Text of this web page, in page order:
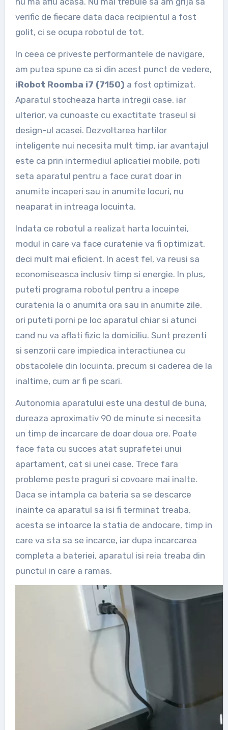
verific de fiecare data daca recipientul a fost
golit, ci se ocupa robotul de tot.
In ceea ce priveste performantele de navigare,
am putea spune ca si din acest punct de vedere,
iRobot Roomba i7 (7150) a fost optimizat.
Aparatul stocheaza harta intregii case, iar
ulterior, va cunoaste cu exactitate traseul si
design-ul acasei. Dezvoltarea hartilor
inteligente nui necesita mult timp, iar avantajul
este ca prin intermediul aplicatiei mobile, poti
seta aparatul pentru a face curat doar in
anumite incaperi sau in anumite locuri, nu
neaparat in intreaga locuinta.
Indata ce robotul a realizat harta locuintei,
modul in care va face curatenie va fi optimizat,
deci mult mai eficient. In acest fel, va reusi sa
economiseasca inclusiv timp si energie. In plus,
puteti programa robotul pentru a incepe
curatenia la o anumita ora sau in anumite zile,
ori puteti porni pe loc aparatul chiar si atunci
cand nu va aflati fizic la domiciliu. Sunt prezenti
si senzorii care impiedica interactiunea cu
obstacolele din locuinta, precum si caderea de la
inaltime, cum ar fi pe scari.
Autonomia aparatului este una destul de buna,
dureaza aproximativ 90 de minute si necesita
un timp de incarcare de doar doua ore. Poate
face fata cu succes atat suprafetei unui
apartament, cat si unei case. Trece fara
probleme peste praguri si covoare mai inalte.
Daca se intampla ca bateria sa se descarce
inainte ca aparatul sa isi fi terminat treaba,
acesta se intoarce la statia de andocare, timp in
care va sta sa se incarce, iar dupa incarcarea
completa a bateriei, aparatul isi reia treaba din
punctul in care a ramas.